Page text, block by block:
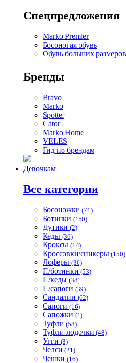
Спецпредложения
Marko Premier
Босоногая обувь
Обувь больших размеров
Бренды
Bravo
Marko
Spotter
Gator
Marko Home
VELES
Гид по брендам
Девочкам
Все категории
Босоножки (71)
Ботинки (160)
Дутики (2)
Кеды (36)
Кроксы (14)
Кроссовки/сникеры (150)
Лоферы (30)
П/ботинки (53)
П/кеды (38)
П/сапоги (39)
Сандалии (62)
Сапоги (16)
Сапожки (1)
Туфли (58)
Туфли-лодочки (48)
Угги (8)
Челси (21)
Чешки (16)